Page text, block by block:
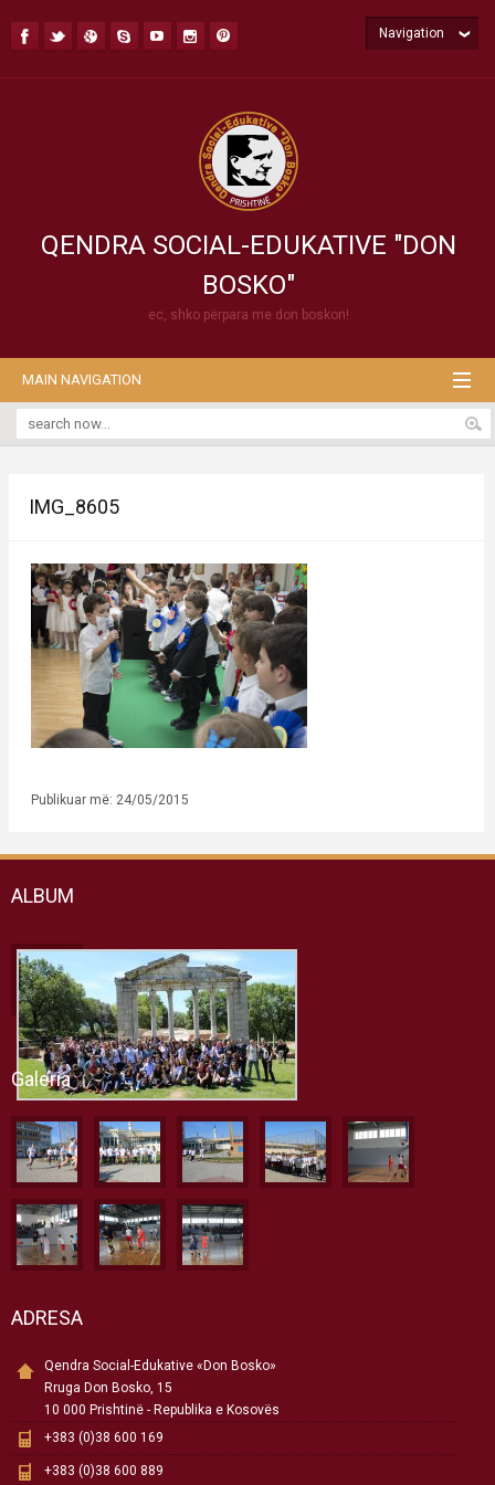
QENDRA SOCIAL-EDUKATIVE "DON
BOSKO"
ec, shko përpara me don boskon!
Navigation
MAIN NAVIGATION
IMG_8605
Publikuar më: 24/05/2015
ALBUM
Galeria
ADRESA
Qendra Social-Edukative «Don Bosko»
Rruga Don Bosko, 15
10 000 Prishtinë - Republika e Kosovës
+383 (0)38 600 169
+383 (0)38 600 889